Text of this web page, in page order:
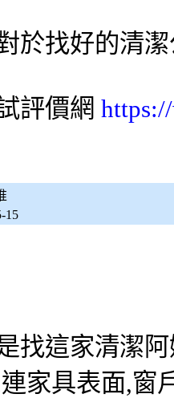
於找好的清
評價網
15
找這家清潔
家具表面,窗